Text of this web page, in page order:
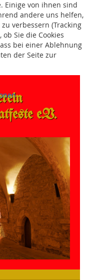
e.V.
Einige von ihnen sind
andere uns helfen,
verbessern (Tracking
Sie die Cookies
bei einer Ablehnung
der Seite zur